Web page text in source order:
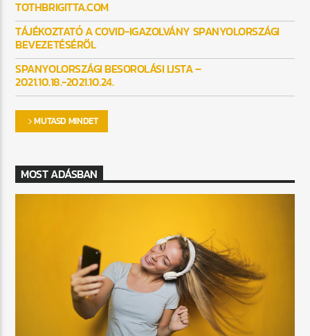
TOTHBRIGITTA.COM
TÁJÉKOZTATÓ A COVID-IGAZOLVÁNY SPANYOLORSZÁGI
BEVEZETÉSÉRŐL
SPANYOLORSZÁGI BESOROLÁSI LISTA –
2021.10.18.-2021.10.24.
MUTASD MINDET
MOST ADÁSBAN